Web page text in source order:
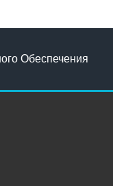
Обеспечения